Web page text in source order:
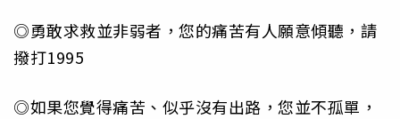
◎勇敢求救並非弱者，您的痛苦有人願意傾聽，請
撥打1995
◎如果您覺得痛苦、似乎沒有出路，您並不孤單，